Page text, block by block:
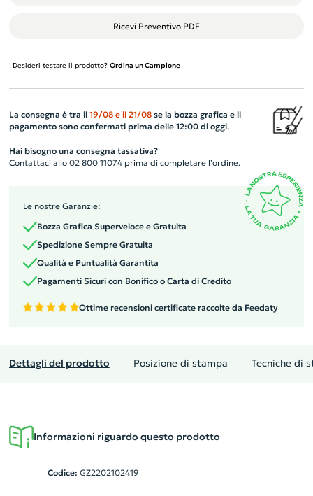
Ricevi Preventivo PDF
Desideri testare il prodotto? Ordina un Campione
La consegna è tra il 19/08 e il 21/08se la bozza grafica e il
pagamento sono confermati prima delle 12:00 di oggi.
Hai bisogno una consegna tassativa?
Contattaci allo 02 800 11074 prima di completare l’ordine.
Le nostre Garanzie:
Bozza Grafica Superveloce e Gratuita
Spedizione Sempre Gratuita
Qualità e Puntualità Garantita
Pagamenti Sicuri con Bonifico o Carta di Credito
Ottime recensioni certificate raccolte da Feedaty
Dettagli del prodotto Posizione di stampa Tecniche di
Informazioni riguardo questo prodotto
Codice: GZ2202102419